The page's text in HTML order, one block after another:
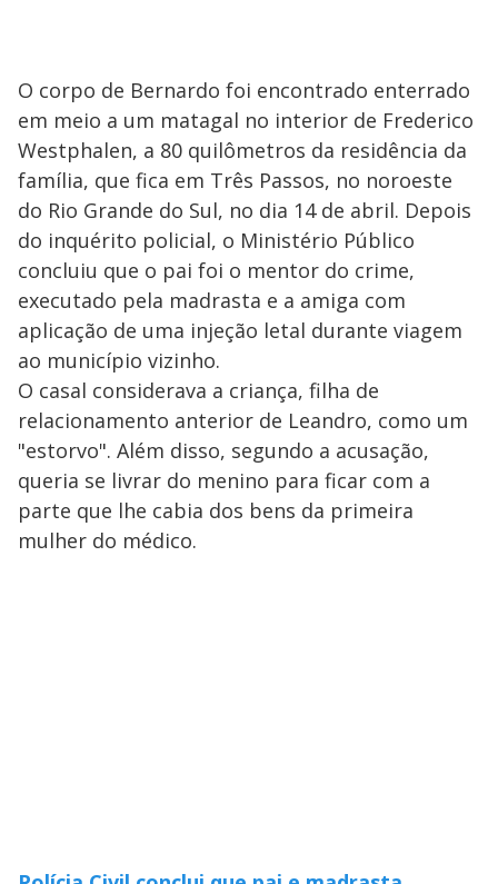
O corpo de Bernardo foi encontrado enterrado
em meio a um matagal no interior de Frederico
Westphalen, a 80 quilômetros da residência da
família, que fica em Três Passos, no noroeste
do Rio Grande do Sul, no dia 14 de abril. Depois
do inquérito policial, o Ministério Público
concluiu que o pai foi o mentor do crime,
executado pela madrasta e a amiga com
aplicação de uma injeção letal durante viagem
ao município vizinho.
O casal considerava a criança, filha de
relacionamento anterior de Leandro, como um
"estorvo". Além disso, segundo a acusação,
queria se livrar do menino para ficar com a
parte que lhe cabia dos bens da primeira
mulher do médico.